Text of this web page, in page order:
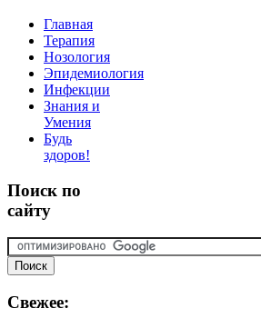
Главная
Терапия
Нозология
Эпидемиология
Инфекции
Знания и
Умения
Будь
здоров!
Поиск по
сайту
Свежее: